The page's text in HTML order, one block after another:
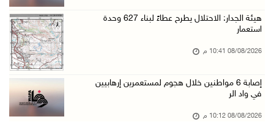
الجامعة العربية الأمريكية تختتم فعاليات تخريج ...
08/آب/2026 05:52 م
هيئة الجدار: الاحتلال يطرح عطاءً لبناء 627 وحدة
استعمار
08/08/2026 10:41 م
إصابة 6 مواطنين خلال هجوم لمستعمرين إرهابيين
في واد الر
08/08/2026 10:12 م